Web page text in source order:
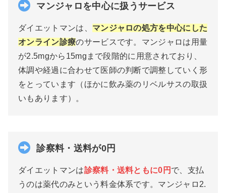
マンジャロを中心に扱うサービス
ダイエットマンは、 マンジャロの処方を中心にした
オンライン診療のサービスです。マンジャロは用量
が2.5mgから15mgまで段階的に用意されており、
体調や経過に合わせて医師の判断で調整していく形
をとっています（ほかに飲み薬のリベルサスの取扱
いもあります）。
診察料・送料が0円
ダイエットマンは診察料・送料ともに0円 で、支払
うのは薬代のみという料金体系です。マンジャロ2.